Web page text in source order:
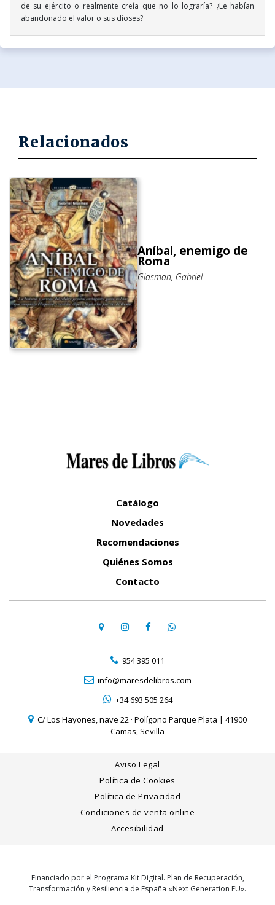
de su ejército o realmente creía que no lo lograría? ¿Le habían
abandonado el valor o sus dioses?
Relacionados
Aníbal, enemigo de
Roma
Glasman, Gabriel
Catálogo
Novedades
Recomendaciones
Quiénes Somos
Contacto
954 395 011
info@maresdelibros.com
+34 693 505 264
C/ Los Hayones, nave 22 · Polígono Parque Plata | 41900
Camas, Sevilla
Aviso Legal
Política de Cookies
Política de Privacidad
Condiciones de venta online
Accesibilidad
Financiado por el Programa Kit Digital. Plan de Recuperación,
Transformación y Resiliencia de España «Next Generation EU».